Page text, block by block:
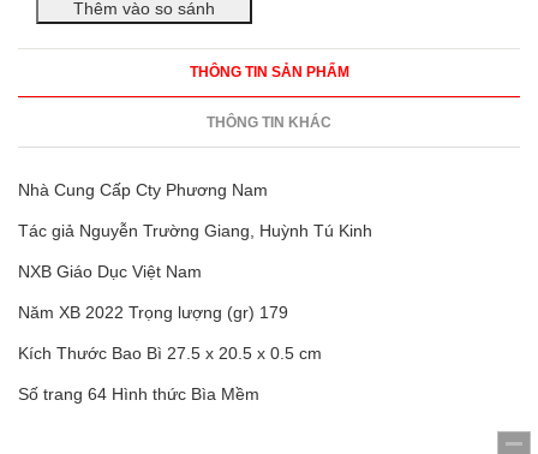
THÔNG TIN SẢN PHẨM
THÔNG TIN KHÁC
Nhà Cung Cấp Cty Phương Nam
Tác giả Nguyễn Trường Giang, Huỳnh Tú Kinh
NXB Giáo Dục Việt Nam
Năm XB 2022 Trọng lượng (gr) 179
Kích Thước Bao Bì 27.5 x 20.5 x 0.5 cm
Số trang 64 Hình thức Bìa Mềm